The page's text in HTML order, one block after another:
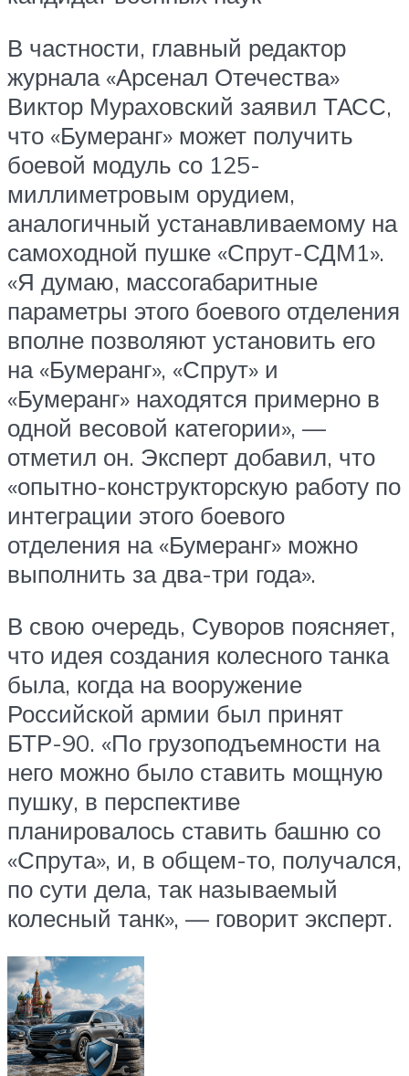
В частности, главный редактор
журнала «Арсенал Отечества»
Виктор Мураховский заявил ТАСС,
что «Бумеранг» может получить
боевой модуль со 125-
миллиметровым орудием,
аналогичный устанавливаемому на
самоходной пушке «Спрут-СДМ1».
«Я думаю, массогабаритные
параметры этого боевого отделения
вполне позволяют установить его
на «Бумеранг», «Спрут» и
«Бумеранг» находятся примерно в
одной весовой категории», —
отметил он. Эксперт добавил, что
«опытно-конструкторскую работу по
интеграции этого боевого
отделения на «Бумеранг» можно
выполнить за два-три года».
В свою очередь, Суворов поясняет,
что идея создания колесного танка
была, когда на вооружение
Российской армии был принят
БТР-90. «По грузоподъемности на
него можно было ставить мощную
пушку, в перспективе
планировалось ставить башню со
«Спрута», и, в общем-то, получался,
по сути дела, так называемый
колесный танк», — говорит эксперт.